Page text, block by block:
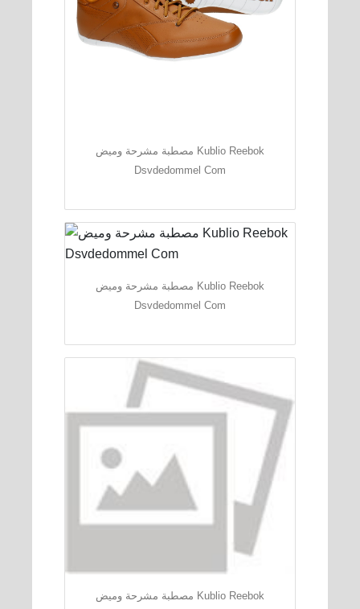
مصطبة مشرحة وميض Kublio Reebok
Dsvdedommel Com
مصطبة مشرحة وميض Kublio Reebok
Dsvdedommel Com
مصطبة مشرحة وميض Kublio Reebok